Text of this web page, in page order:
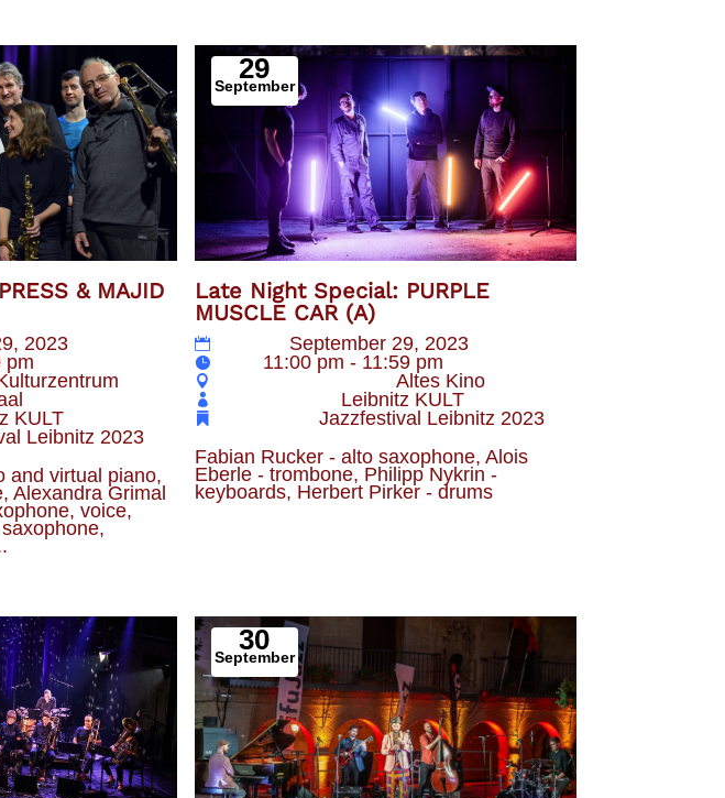
& MAJID
2023
pm
KULT
Leibnitz 2023
and virtual piano,
Alexandra Grimal
voice,
29
September
Late Night Special: PURPLE
MUSCLE CAR (A)
September 29, 2023
11:00 pm - 11:59 pm
Veranstaltungsort
Altes Kino
Leibnitz KULT
Jazzfestival Leibnitz 2023
Fabian Rucker - alto saxophone, Alois
Eberle - trombone, Philipp Nykrin -
keyboards, Herbert Pirker - drums
30
September